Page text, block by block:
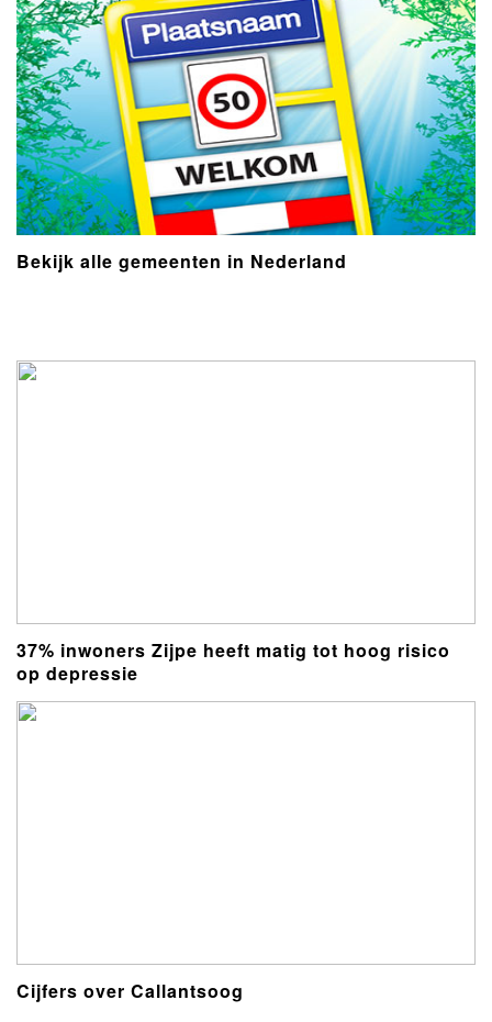
Bekijk alle gemeenten in Nederland
37% inwoners Zijpe heeft matig tot hoog risico
op depressie
Cijfers over Callantsoog